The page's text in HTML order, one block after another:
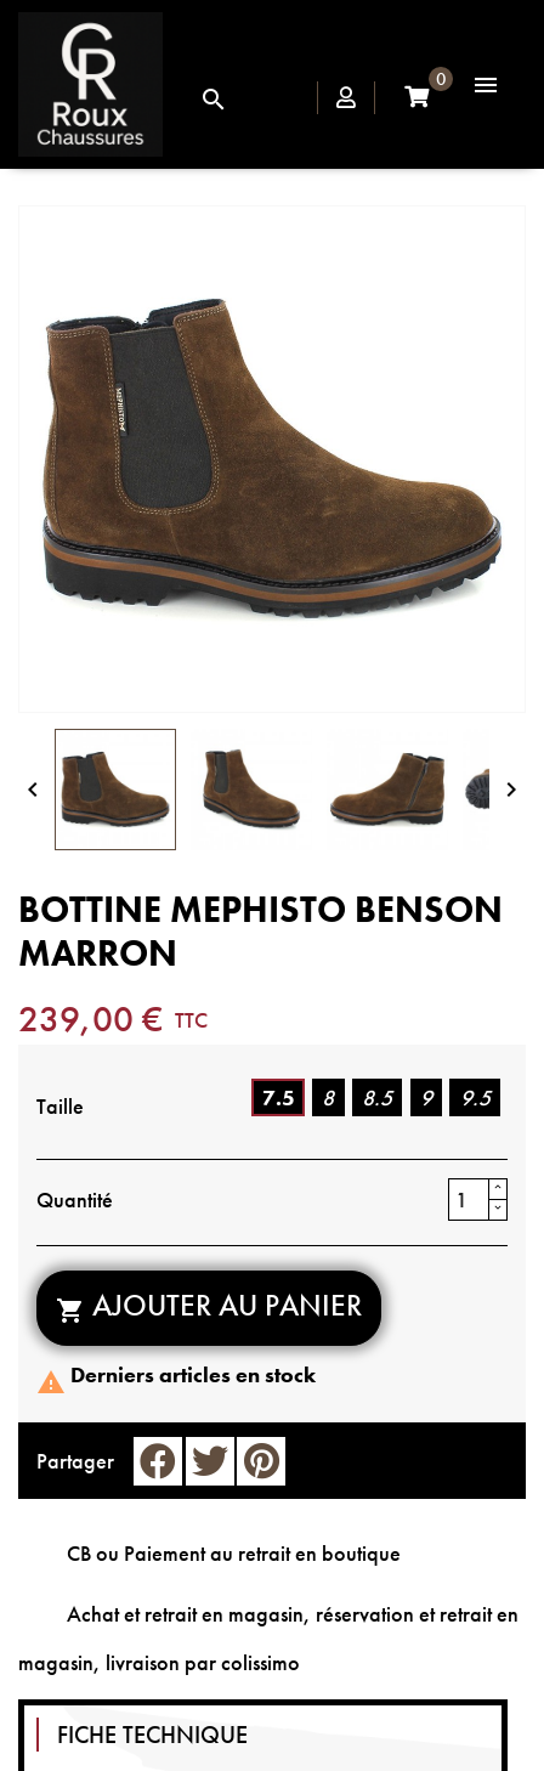

0 
 
BOTTINE MEPHISTO BENSON
MARRON
239,00 € TTC
Taille 7.5 8 8.5 9 9.5
Quantité
 AJOUTER AU PANIER
 Derniers articles en stock
Partager
CB ou Paiement au retrait en boutique
Achat et retrait en magasin, réservation et retrait en
magasin, livraison par colissimo
FICHE TECHNIQUE